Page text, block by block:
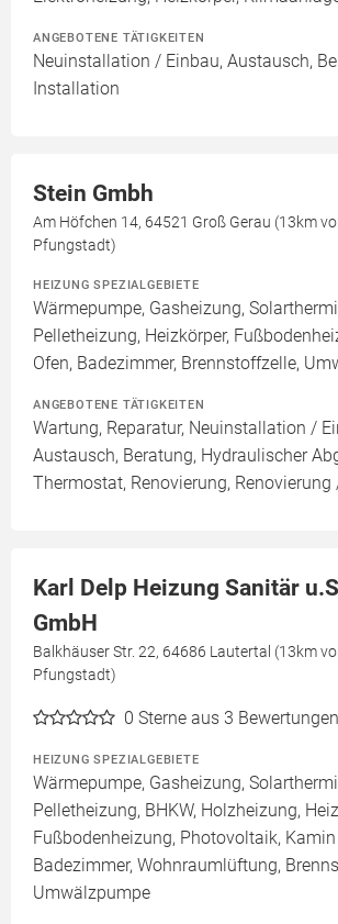
ANGEBOTENE TÄTIGKEITEN
Neuinstallation / Einbau, Austausch,
Installation
Stein Gmbh
Am Höfchen 14, 64521 Groß Gerau (13km
Pfungstadt)
HEIZUNG SPEZIALGEBIETE
Wärmepumpe, Gasheizung,
Pelletheizung, Heizkörper,
Ofen, Badezimmer, Brennstoffzelle,
ANGEBOTENE TÄTIGKEITEN
Wartung, Reparatur, Neuinstallation /
Austausch, Beratung, Hydraulischer
Thermostat, Renovierung,
Karl Delp Heizung Sanitär
GmbH
Balkhäuser Str. 22, 64686 Lautertal (13km
Pfungstadt)
0 Sterne aus 3 Bewertungen
HEIZUNG SPEZIALGEBIETE
Wärmepumpe, Gasheizung,
Pelletheizung, BHKW, Holzheizung,
Fußbodenheizung, Photovoltaik, Kamin
Badezimmer, Wohnraumlüftung,
Umwälzpumpe